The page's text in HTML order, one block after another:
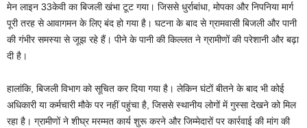
मेन लाइन 33केवी का बिजली खंभा टूट गया। जिससे धुर्राबांधा, मोपका और निपनिया मार्ग
पूरी तरह से आवागमन के लिए बंद हो गया है। घटना के बाद से ग्रामवासी बिजली और पानी
की गंभीर समस्या से जूझ रहे हैं। पीने के पानी की किल्लत ने ग्रामीणों की परेशानी और बढ़ा
दी है।
हालांकि, बिजली विभाग को सूचित कर दिया गया है। लेकिन घंटों बीतने के बाद भी कोई
अधिकारी या कर्मचारी मौके पर नहीं पहुंचा है, जिससे स्थानीय लोगों में गुस्सा देखने को मिल
रहा है। ग्रामीणों ने शीघ्र मरम्मत कार्य शुरू करने और जिम्मेदारों पर कार्रवाई की मांग की